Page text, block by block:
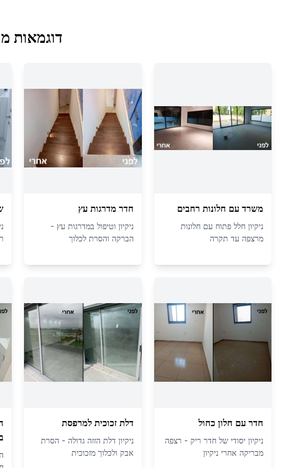
דוגמאות
משרד עם חלונות רחבים
ניקיון חלל פתוח עם חלונות
מרצפה עד תקרה
חדר מדרגות עץ
ניקיון וטיפול במדרגות עץ -
הברקה והסרת לכלוך
חדר עם חלון כחול
ניקיון יסודי של חדר ריק - רצפה
מבריקה אחרי ניקיון
דלת זכוכית למרפסת
ניקיון דלת הזזה גדולה - הסרת
אבק ולכלוך מזכוכית